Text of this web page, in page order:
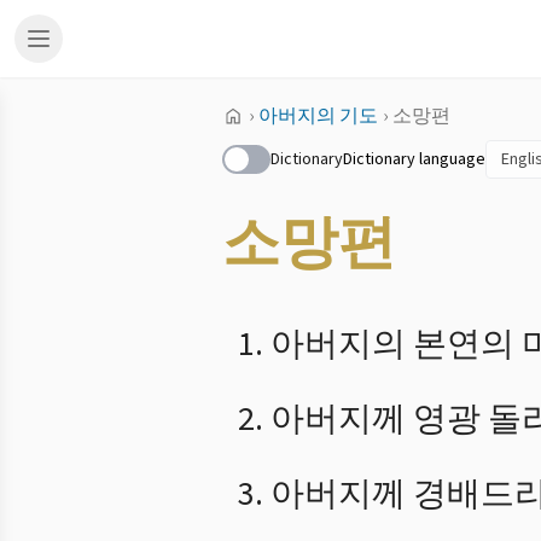
› 아버지의 기도 › 소망편
DictionaryDictionary language
소망편
아버지의 본연의
아버지께 영광 돌
아버지께 경배드